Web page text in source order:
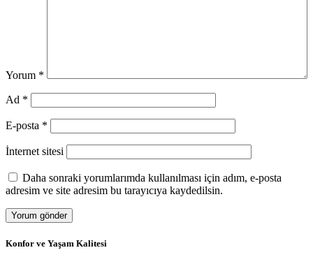
Yorum *
Ad *
E-posta *
İnternet sitesi
Daha sonraki yorumlarımda kullanılması için adım, e-posta
adresim ve site adresim bu tarayıcıya kaydedilsin.
Konfor ve Yaşam Kalitesi